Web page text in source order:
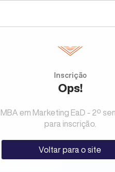
Inscrição
Ops!
em Marketing EaD - 2º
para inscrição.
Voltar para o site